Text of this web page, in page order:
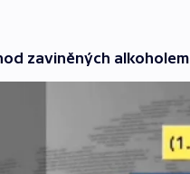
zaviněných alkoholem